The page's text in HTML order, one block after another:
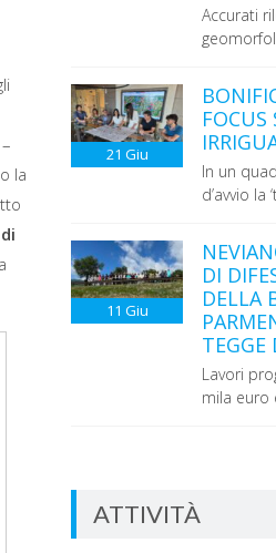
–
la
Accurati
21 Giu
FOCUS
In un
d’avvio la
11 Giu
DI
DELLA
TEGGE
Lavori
mila euro
ATTIVITÀ